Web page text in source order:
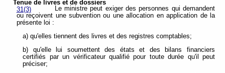
Tenue de livres et de dossiers
31(3)
Le ministre peut exiger des personnes qui demandent
ou reçoivent une subvention ou une allocation en application de la
présente loi :
a) qu'elles tiennent des livres et des registres comptables;
b) qu'elle lui soumettent des états et des bilans financiers
certifiés par un vérificateur qualifié pour toute durée qu'il peut
préciser;